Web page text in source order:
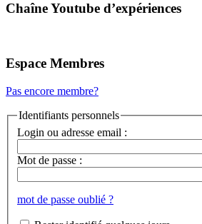
Chaîne Youtube d’expériences
Espace Membres
Pas encore membre?
Identifiants personnels
Login ou adresse email :
Mot de passe :
mot de passe oublié ?